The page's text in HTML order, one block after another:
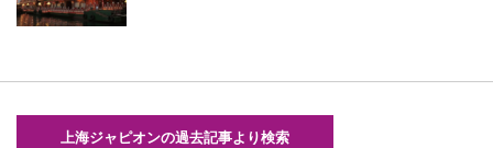
上海ジャピオンの過去記事より検索